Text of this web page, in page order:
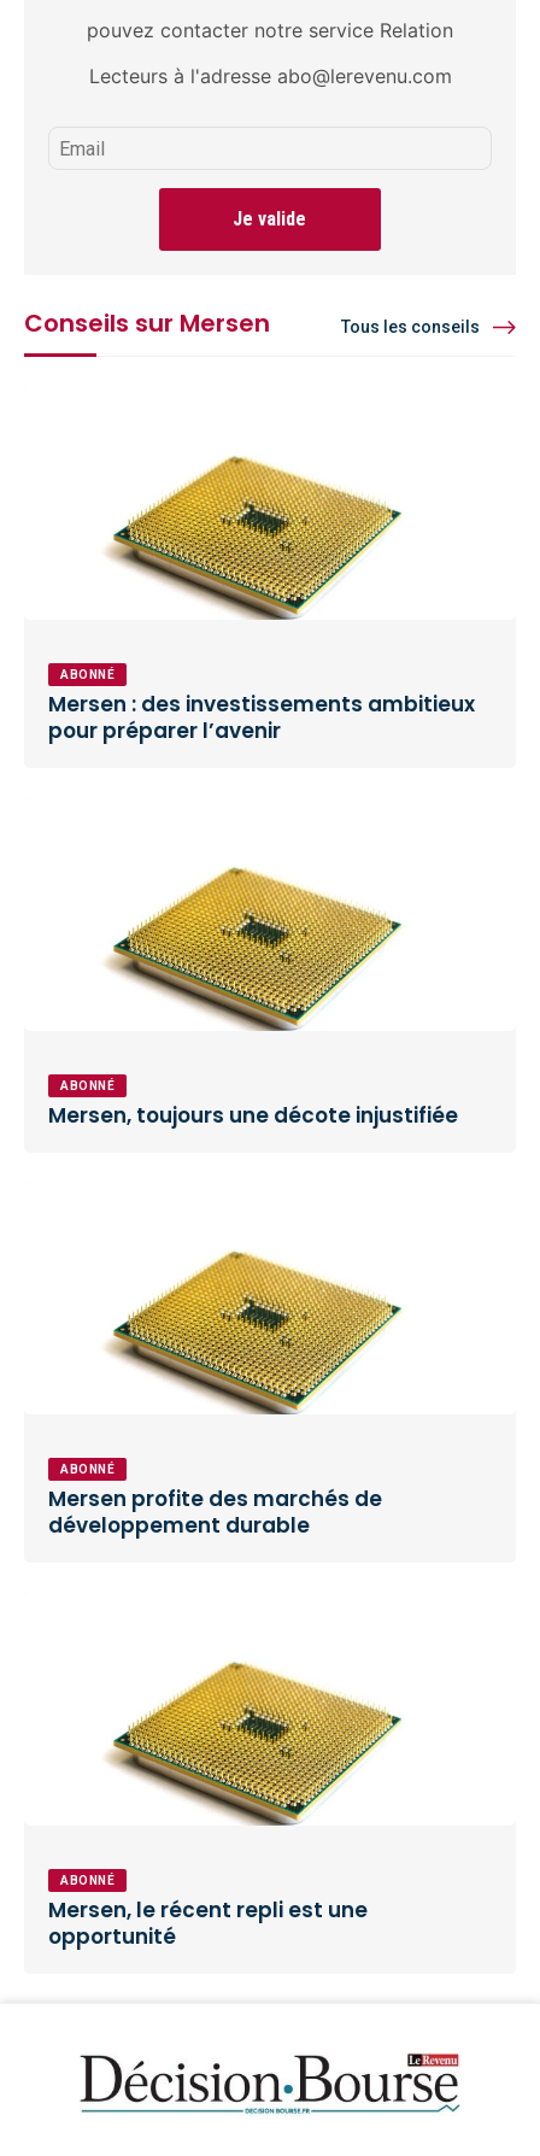
pouvez contacter notre service Relation
Lecteurs à l'adresse abo@lerevenu.com
Je valide
Conseils sur Mersen Tous les conseils
ABONNÉ
Mersen : des investissements ambitieux
pour préparer l’avenir
ABONNÉ
Mersen, toujours une décote injustifiée
ABONNÉ
Mersen profite des marchés de
développement durable
ABONNÉ
Mersen, le récent repli est une
opportunité